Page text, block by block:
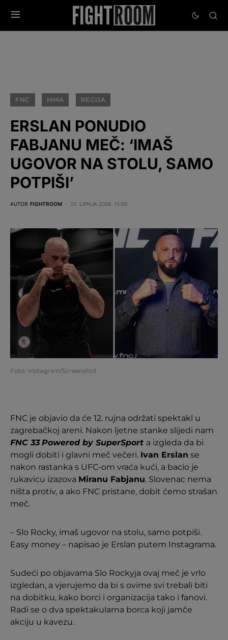
FNC MMA REGIJA
ERSLAN PONUDIO
FABJANU MEČ: ‘IMAŠ
UGOVOR NA STOLU, SAMO
POTPIŠI’
AUTOR FIGHTROOM 20. LIPNJA 2026. 15:50
Foto: Instagram/Screenshot
FNC je objavio da će 12. rujna održati spektakl u
zagrebačkoj areni. Nakon ljetne stanke slijedi nam
FNC 33 Powered by SuperSport a izgleda da bi
mogli dobiti i glavni meč večeri. Ivan Erslan se
nakon rastanka s UFC-om vraća kući, a bacio je
rukavicu izazova Miranu Fabjanu. Slovenac nema
ništa protiv, a ako FNC pristane, dobit ćemo strašan
meč.
– Slo Rocky, imaš ugovor na stolu, samo potpiši.
Easy money – napisao je Erslan putem Instagrama.
Sudeći po objavama Slo Rockyja ovaj meč je vrlo
izgledan, a vjerujemo da bi s ovime svi trebali biti
na dobitku, kako borci i organizacija tako i fanovi.
Radi se o dva spektakularna borca koji jamče
akciju u kavezu.